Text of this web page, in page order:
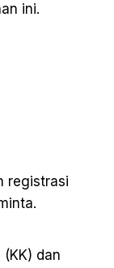
ini.
registrasi
dan